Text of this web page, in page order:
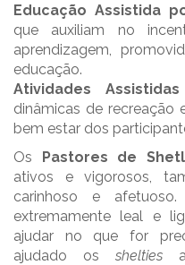
Educação Assistida
que auxiliam no
aprendizagem,
educação.
Atividades
dinâmicas de recreação
bem estar dos
Os Pastores de
ativos e vigorosos,
carinhoso e
extremamente leal e
ajudar no que for
ajudado os sheltiesa